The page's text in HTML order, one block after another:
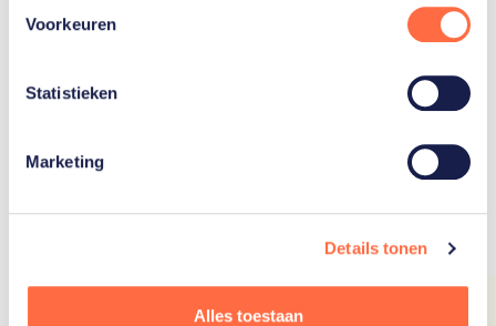
Voorkeuren
Statistieken
Marketing
Details tonen
Alles toestaan
Gerelateerde